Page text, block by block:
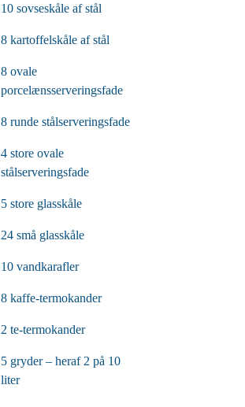
10 sovseskåle af stål
8 kartoffelskåle af stål
8 ovale
porcelænsserveringsfade
8 runde stålserveringsfade
4 store ovale
stålserveringsfade
5 store glasskåle
24 små glasskåle
10 vandkarafler
8 kaffe-termokander
2 te-termokander
5 gryder – heraf 2 på 10
liter